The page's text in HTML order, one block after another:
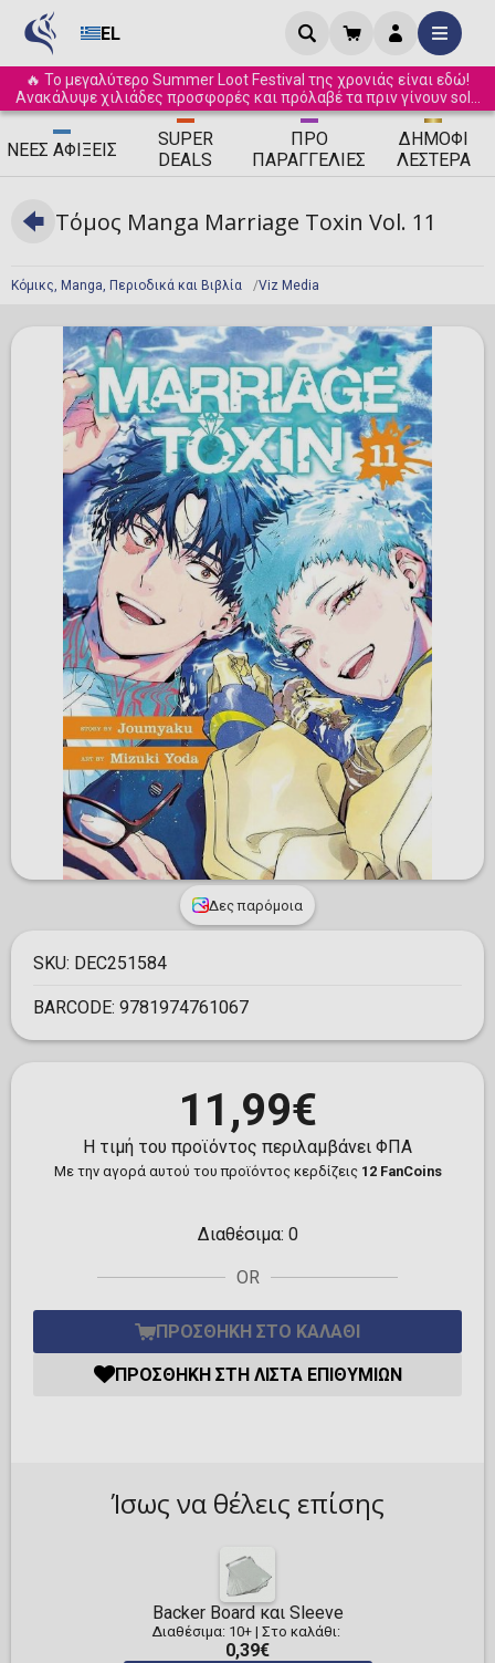
EL
🔥 Το μεγαλύτερο Summer Loot Festival της χρονιάς είναι εδώ!
Ανακάλυψε χιλιάδες προσφορές και πρόλαβέ τα πριν γίνουν sold
out! ☀️
ΝΈΕΣ ΑΦΊΞΕΙΣ
SUPER
DEALS
ΠΡΟ
ΠΑΡΑΓΓΕΛΊΕΣ
ΔΗΜΟΦΙ
ΛΈΣΤΕΡΑ
Κόμικς, Manga, Περιοδικά και Βιβλία Viz Media
Τόμος Manga Marriage Toxin Vol. 11
Δες παρόμοια
SKU: DEC251584
BARCODE: 9781974761067
11,99€
Η τιμή του προϊόντος περιλαμβάνει ΦΠΑ
Με την αγορά αυτού του προϊόντος κερδίζεις 12 FanCoins
Διαθέσιμα: 0
OR
ΠΡΟΣΘΉΚΗ ΣΤΟ ΚΑΛΆΘΙ
ΠΡΟΣΘΉΚΗ ΣΤΗ ΛΊΣΤΑ ΕΠΙΘΥΜΙΏΝ
Ίσως να θέλεις επίσης
Backer Board και Sleeve
Διαθέσιμα: 10+| Στο καλάθι:
0,39€